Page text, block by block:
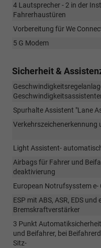
4 Lautsprecher - 2 in der
Fahrerhaustüren
Vorbereitung für We
5 G Modem
Sicherheit &
Spurhalte Assistent "Lane
Light Assistent-
Airbags für Fahrer und
deaktivierung
European Notrufsysstem e-
ESP mit ABS, ASR, EDS
Bremskraftverstärker
3 Punkt
und Beifahrer, bei
Sitz-